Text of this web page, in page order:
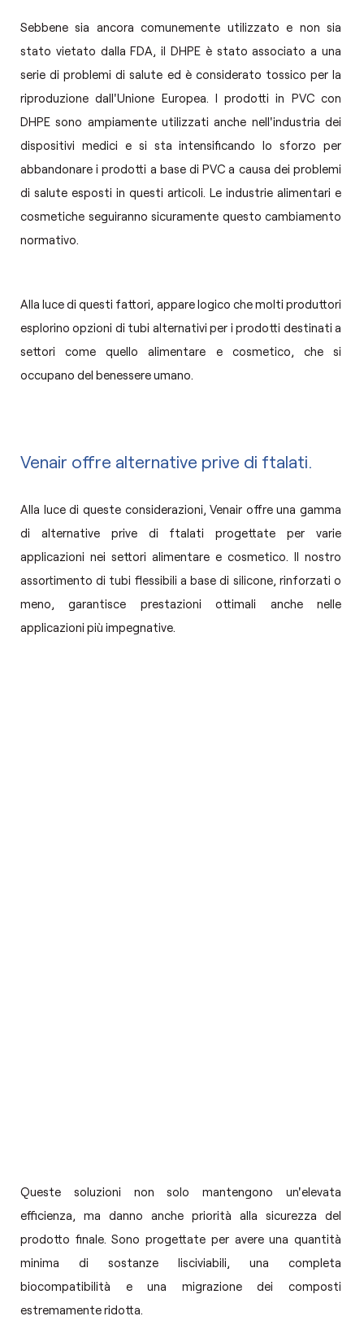
Sebbene sia ancora comunemente utilizzato e non sia
stato vietato dalla FDA, il DHPE è stato associato a una
serie di problemi di salute ed è considerato tossico per la
riproduzione dall'Unione Europea. I prodotti in PVC con
DHPE sono ampiamente utilizzati anche nell'industria dei
dispositivi medici e si sta intensificando lo sforzo per
abbandonare i prodotti a base di PVC a causa dei problemi
di salute esposti in questi articoli. Le industrie alimentari e
cosmetiche seguiranno sicuramente questo cambiamento
normativo.
Alla luce di questi fattori, appare logico che molti produttori
esplorino opzioni di tubi alternativi per i prodotti destinati a
settori come quello alimentare e cosmetico, che si
occupano del benessere umano.
Venair offre alternative prive di ftalati.
Alla luce di queste considerazioni, Venair offre una gamma
di alternative prive di ftalati progettate per varie
applicazioni nei settori alimentare e cosmetico. Il nostro
assortimento di tubi flessibili a base di silicone, rinforzati o
meno, garantisce prestazioni ottimali anche nelle
applicazioni più impegnative.
Queste soluzioni non solo mantengono un'elevata
efficienza, ma danno anche priorità alla sicurezza del
prodotto finale. Sono progettate per avere una quantità
minima di sostanze lisciviabili, una completa
biocompatibilità e una migrazione dei composti
estremamente ridotta.